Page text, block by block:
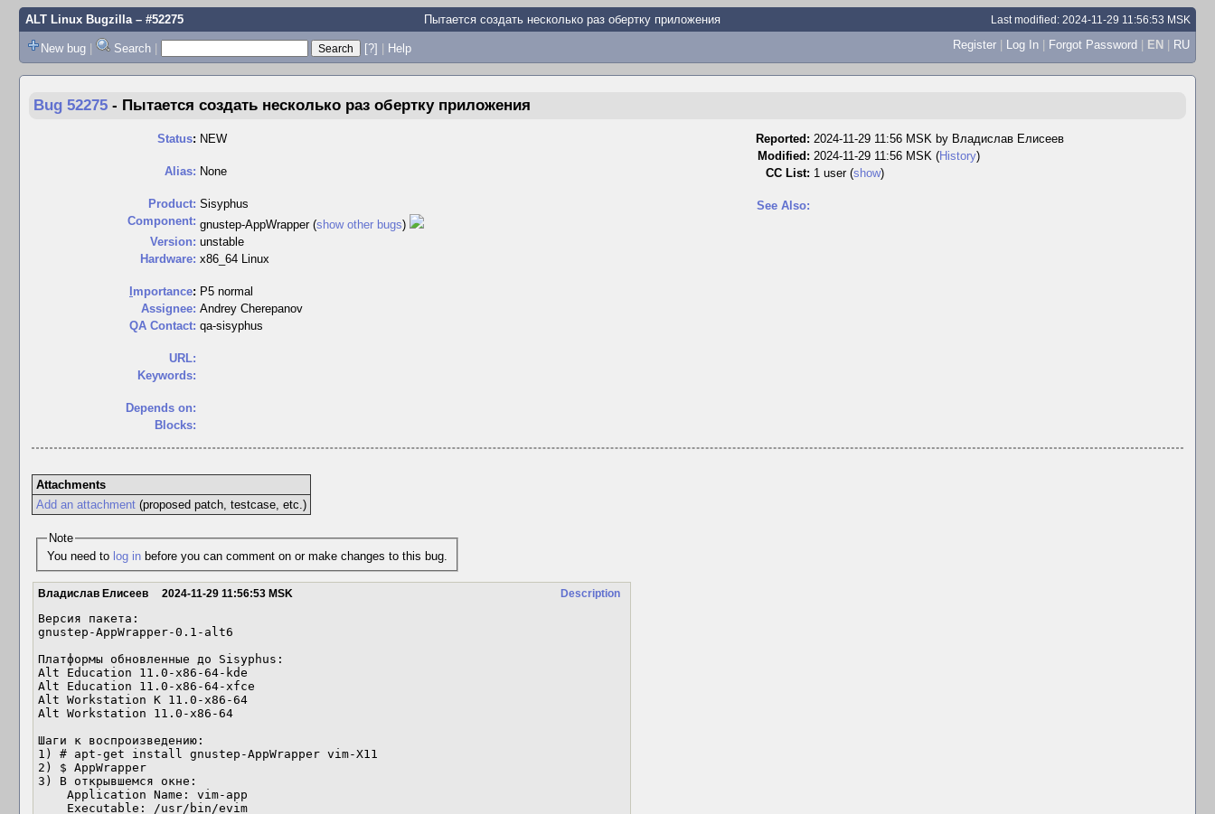
ALT Linux Bugzilla– #52275 Пытается создать несколько раз обертку приложения Last modified: 2024-11-29 11:56:53 MSK
New bug | Search | [?] | Help Register | Log In | Forgot Password | EN | RU
Bug 52275 - Пытается создать несколько раз обертку приложения
Status: NEW
Alias: None
Product: Sisyphus
Component: gnustep-AppWrapper (show other bugs)
Version: unstable
Hardware: x86_64 Linux
mportance: P5 normal
Assignee: Andrey Cherepanov
QA Contact: qa-sisyphus
URL:
Keywords:
Depends on:
Blocks:
Reported: 2024-11-29 11:56 MSK by Владислав Елисеев
Modified: 2024-11-29 11:56 MSK (History)
CC List: 1 user (show)
See Also:
Attachments
Add an attachment(proposed patch, testcase, etc.)
Note
You need to log in before you can comment on or make changes to this bug.
Description
Владислав Елисеев 2024-11-29 11:56:53 MSK
Версия пакета:
gnustep-AppWrapper-0.1-alt6
Платформы обновленные до Sisyphus:
Alt Education 11.0-x86-64-kde
Alt Education 11.0-x86-64-xfce
Alt Workstation K 11.0-x86-64
Alt Workstation 11.0-x86-64
Шаги к воспроизведению:
1) # apt-get install gnustep-AppWrapper vim-X11
2) $ AppWrapper
3) В открывшемся окне: